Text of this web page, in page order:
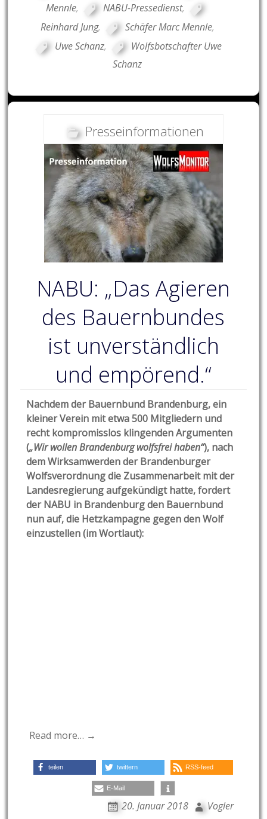
Mennle, NABU-Pressedienst,
Reinhard Jung, Schäfer Marc Mennle,
Uwe Schanz,
Wolfsbotschafter Uwe
Schanz
Presseinformationen
NABU: „Das Agieren
des Bauernbundes
ist unverständlich
und empörend.“
Nachdem der Bauernbund Brandenburg, ein
kleiner Verein mit etwa 500 Mitgliedern und
recht kompromisslos klingenden Argumenten
(„Wir wollen Brandenburg wolfsfrei haben“), nach
dem Wirksamwerden der Brandenburger
Wolfsverordnung die Zusammenarbeit mit der
Landesregierung aufgekündigt hatte, fordert
der NABU in Brandenburg den Bauernbund
nun auf, die Hetzkampagne gegen den Wolf
einzustellen (im Wortlaut):
Read more… →
teilen twittern RSS-feed
E-Mail
20. Januar 2018 Vogler